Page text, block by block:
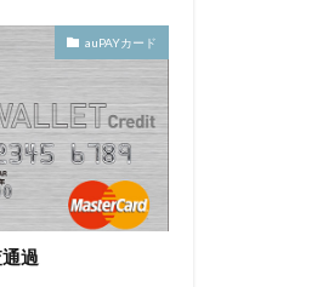
auPAYカード
過